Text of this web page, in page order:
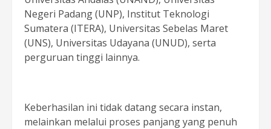
Negeri Padang (UNP), Institut Teknologi
Sumatera (ITERA), Universitas Sebelas Maret
(UNS), Universitas Udayana (UNUD), serta
perguruan tinggi lainnya.
Keberhasilan ini tidak datang secara instan,
melainkan melalui proses panjang yang penuh